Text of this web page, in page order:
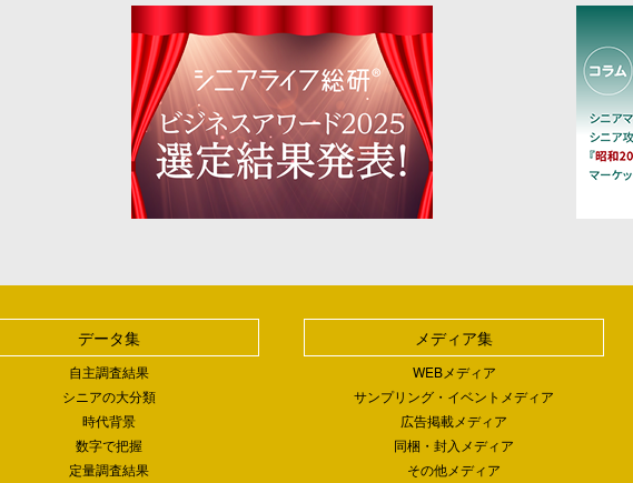
データ集
自主調査結果
シニアの大分類
時代背景
数字で把握
定量調査結果
メディア集
WEBメディア
サンプリング・イベントメディア
広告掲載メディア
同梱・封入メディア
その他メディア